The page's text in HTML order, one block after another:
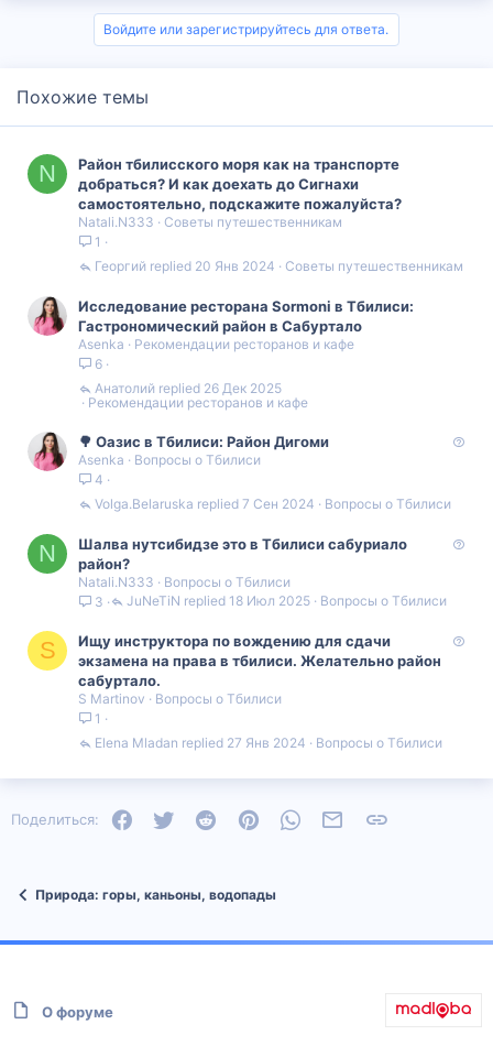
Войдите или зарегистрируйтесь для ответа.
Похожие темы
N
Район тбилисского моря как на транспорте
добраться? И как доехать до Сигнахи
самостоятельно, подскажите пожалуйста?
Natali.N333
Советы путешественникам
1
Советы путешественникам
20 Янв 2024
Георгий
Исследование ресторана Sormoni в Тбилиси:
Гастрономический район в Сабуртало
Asenka
Рекомендации ресторанов и кафе
6
Рекомендации ресторанов и кафе
26 Дек 2025
Анатолий
🌳 Оазис в Тбилиси: Район Дигоми
Asenka
Вопросы о Тбилиси
4
Вопросы о Тбилиси
7 Сен 2024
Volga.Belaruska
N
Шалва нутсибидзе это в Тбилиси сабуриало
район?
Natali.N333
Вопросы о Тбилиси
3
Вопросы о Тбилиси
18 Июл 2025
JuNeTiN
S
Ищу инструктора по вождению для сдачи
экзамена на права в тбилиси. Желательно район
сабуртало.
S Martinov
Вопросы о Тбилиси
1
Вопросы о Тбилиси
27 Янв 2024
Elena Mladan
Поделиться: FacebookTwitter Reddit PinterestWhatsAppЭлектронная почта
Природа: горы, каньоны, водопады
О форуме